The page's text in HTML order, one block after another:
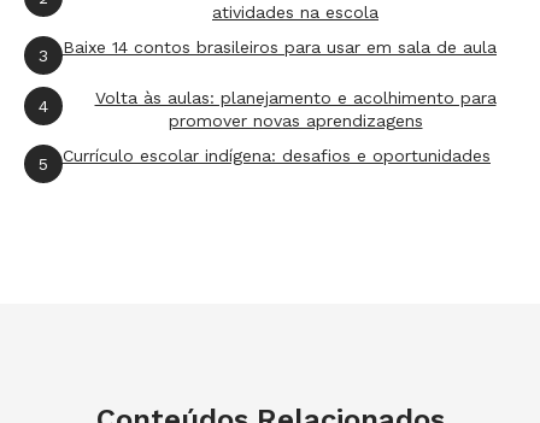
atividades na escola
3 Baixe 14 contos brasileiros para usar em sala de aula
4
Volta às aulas: planejamento e acolhimento para
promover novas aprendizagens
5 Currículo escolar indígena: desafios e oportunidades